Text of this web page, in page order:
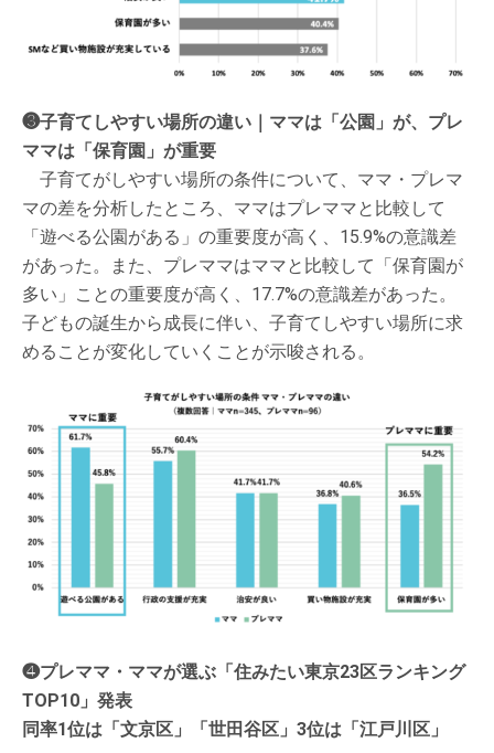
❸子育てしやすい場所の違い｜ママは「公園」が、プレ
ママは「保育園」が重要
子育てがしやすい場所の条件について、ママ・プレマ
マの差を分析したところ、ママはプレママと比較して
「遊べる公園がある」の重要度が高く、15.9%の意識差
があった。また、プレママはママと比較して「保育園が
多い」ことの重要度が高く、17.7%の意識差があった。
子どもの誕生から成長に伴い、子育てしやすい場所に求
めることが変化していくことが示唆される。
❹プレママ・ママが選ぶ「住みたい東京23区ランキング
TOP10」発表
同率1位は「文京区」「世田谷区」3位は「江戸川区」